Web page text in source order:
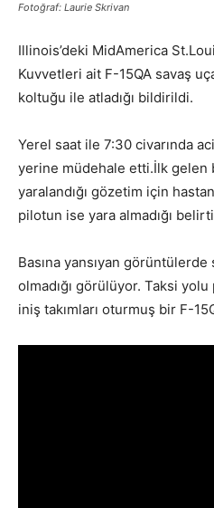
Fotoğraf: Laurie Skrivan
Illinois’deki MidAmerica
Kuvvetleri ait F-15QA savaş
koltuğu ile atladığı bildirildi.
Yerel saat ile 7:30 civarında
yerine müdehale etti.İlk
yaralandığı gözetim için
pilotun ise yara almadığı
Basına yansıyan görüntülerde
olmadığı görülüyor. Taksi
iniş takımları oturmuş bir F-